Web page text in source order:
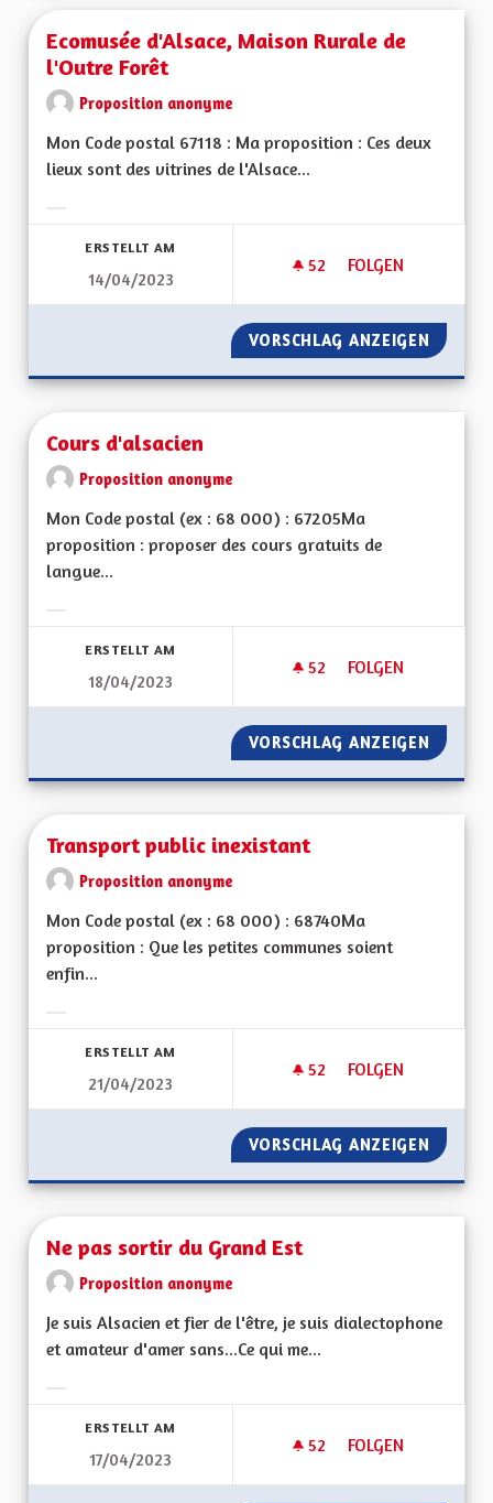
Ecomusée d'Alsace, Maison Rurale de
l'Outre Forêt
Proposition anonyme
Mon Code postal 67118 : Ma proposition : Ces deux
lieux sont des vitrines de l'Alsace...
ERSTELLT AM
14/04/2023
52 52 FOLLOWER
FOLGEN
ECOMUSÉE
VORSCHLAG ANZEIGEN
Cours d'alsacien
Proposition anonyme
Mon Code postal (ex : 68 000) : 67205Ma
proposition : proposer des cours gratuits de
langue...
ERSTELLT AM
18/04/2023
52 52 FOLLOWER
FOLGEN
COURS D'ALSACIEN
VORSCHLAG ANZEIGEN
Transport public inexistant
Proposition anonyme
Mon Code postal (ex : 68 000) : 68740Ma
proposition : Que les petites communes soient
enfin...
ERSTELLT AM
21/04/2023
52 52 FOLLOWER
FOLGEN
TRANSPORT
VORSCHLAG ANZEIGEN
Ne pas sortir du Grand Est
Proposition anonyme
Je suis Alsacien et fier de l'être, je suis dialectophone
et amateur d'amer sans...Ce qui me...
ERSTELLT AM
17/04/2023
52 52 FOLLOWER
FOLGEN
NE PAS SORTIR DU